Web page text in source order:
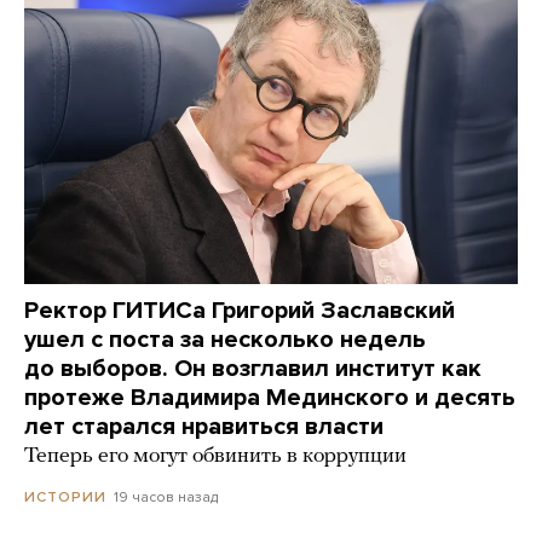
Ректор ГИТИСа Григорий Заславский
ушел с поста за несколько недель
до выборов. Он возглавил институт как
протеже Владимира Мединского и десять
лет старался нравиться власти
Теперь его могут обвинить в коррупции
ИСТОРИИ 19 часов назад